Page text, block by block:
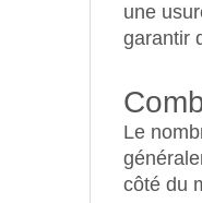
une
garantir
Le
côté du